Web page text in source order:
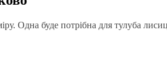
Одна буде потрібна для тулуба